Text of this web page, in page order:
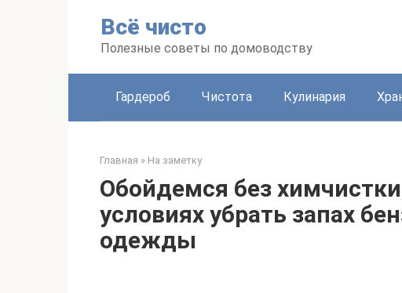
Всё чисто
Полезные советы по домоводству
Гардероб Чистота Кулинария
Главная » На заметку
Обойдемся без
условиях убрать запах
одежды